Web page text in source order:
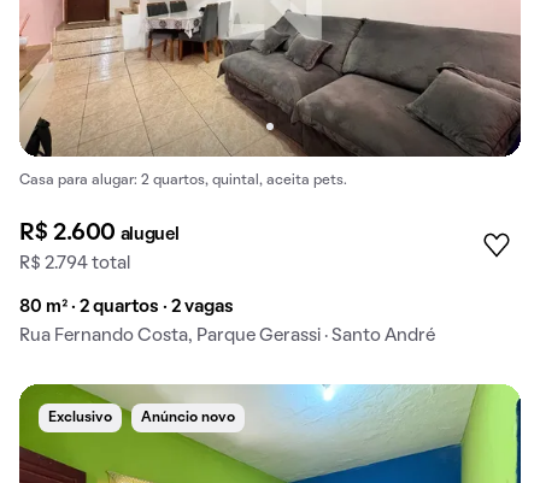
Casa para alugar: 2 quartos, quintal, aceita pets.
R$ 2.600 aluguel
R$ 2.794 total
80 m² · 2 quartos · 2 vagas
Rua Fernando Costa, Parque Gerassi · Santo André
Exclusivo Anúncio novo